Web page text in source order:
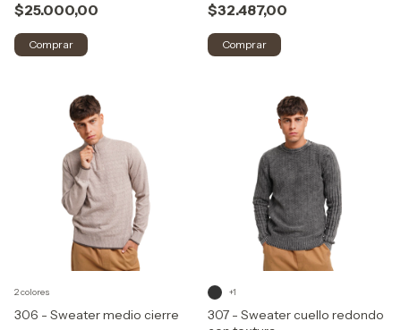
$25.000,00
Comprar
$32.487,00
Comprar
306 - Sweater medio cierre
2 colores
307 - Sweater cuello redondo
+1